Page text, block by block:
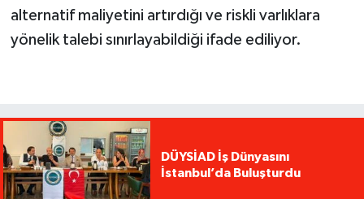
alternatif maliyetini artırdığı ve riskli varlıklara
yönelik talebi sınırlayabildiği ifade ediliyor.
DÜYSİAD İş Dünyasını
İstanbul’da Buluşturdu